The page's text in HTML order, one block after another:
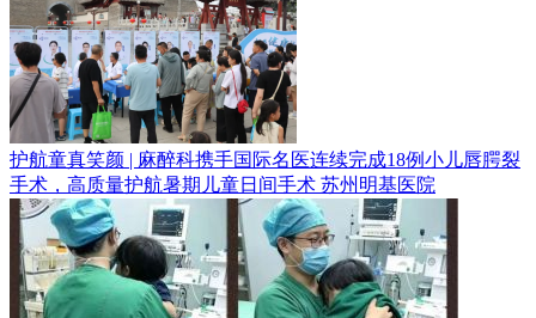
护航童真笑颜 | 麻醉科携手国际名医连续完成18例小儿唇腭裂
手术，高质量护航暑期儿童日间手术 苏州明基医院